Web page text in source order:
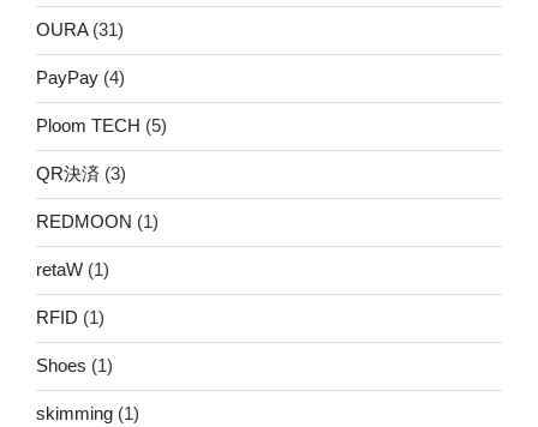
OURA(31)
PayPay (4)
Ploom TECH (5)
QR決済 (3)
REDMOON (1)
retaW (1)
RFID (1)
Shoes (1)
skimming (1)